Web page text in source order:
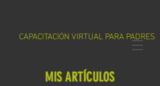
CAPACITACIÓN VIRTUAL PARA PADRES
MIS ARTÍCULOS